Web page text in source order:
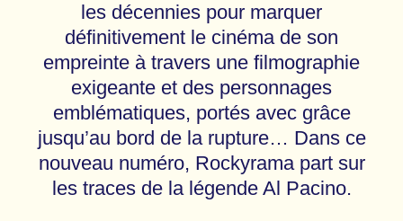
les décennies pour marquer
définitivement le cinéma de son
empreinte à travers une filmographie
exigeante et des personnages
emblématiques, portés avec grâce
jusqu’au bord de la rupture… Dans ce
nouveau numéro, Rockyrama part sur
les traces de la légende Al Pacino.